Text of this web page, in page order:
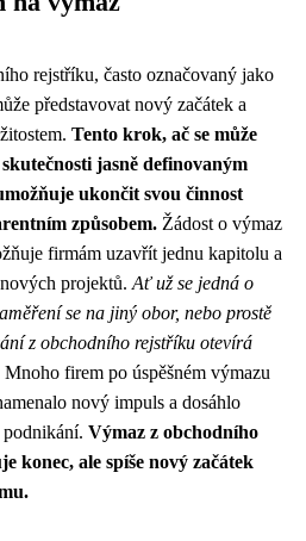
rejstříku, často označovaný jako
představovat nový začátek a
Tento krok, ač se může
jasně definovaným
ukončit svou činnost
způsobem. Žádost o výmaz
firmám uzavřít jednu kapitolu a
projektů. Ať už se jedná o
se na jiný obor, nebo prostě
z obchodního rejstříku otevírá
Mnoho firem po úspěšném výmazu
nový impuls a dosáhlo
Výmaz z obchodního
konec, ale spíše nový začátek